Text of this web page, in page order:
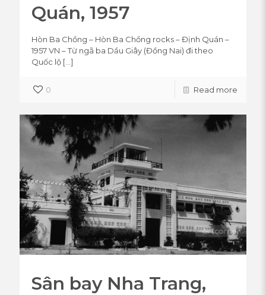
Quán, 1957
Hòn Ba Chồng – Hòn Ba Chồng rocks – Định Quán –
1957 VN – Từ ngã ba Dầu Giây (Đồng Nai) đi theo
Quốc lộ […]
0 Read more
Sân bay Nha Trang,